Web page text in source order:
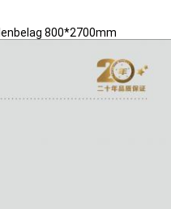
800*2700mm